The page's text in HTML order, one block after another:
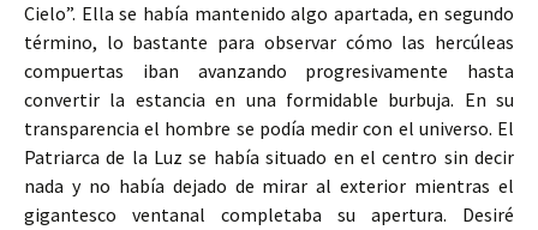
Cielo”. Ella se había mantenido algo apartada, en segundo
término, lo bastante para observar cómo las hercúleas
compuertas iban avanzando progresivamente hasta
convertir la estancia en una formidable burbuja. En su
transparencia el hombre se podía medir con el universo. El
Patriarca de la Luz se había situado en el centro sin decir
nada y no había dejado de mirar al exterior mientras el
gigantesco ventanal completaba su apertura. Desiré